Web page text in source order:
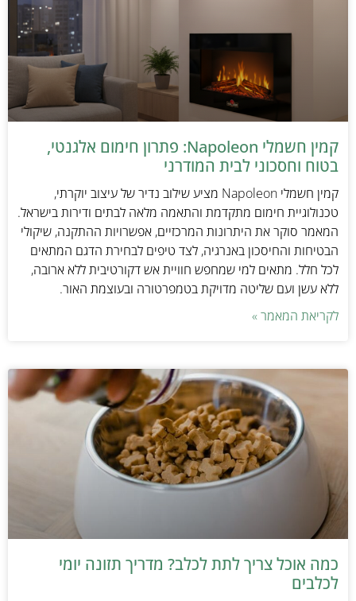
קמין חשמלי Napoleon: פתרון חימום אלגנטי,
בטוח וחסכוני לבית המודרני
קמין חשמלי Napoleon מציע שילוב נדיר של עיצוב יוקרתי,
טכנולוגיית חימום מתקדמת והתאמה מלאה לבתים ודירות בישראל.
המאמר סוקר את היתרונות המרכזיים, אפשרויות ההתקנה, שיקולי
הבטיחות והחיסכון באנרגיה, לצד טיפים לבחירת הדגם המתאים
לכל חלל. מתאים למי שמחפש חוויית אש דקורטיבית ללא ארובה,
ללא עשן ועם שליטה מדויקת בטמפרטורה ובעוצמת האור.
לקריאת המאמר »
כמה אוכל צריך לתת לכלב? מדריך תזונה יומי
לכלבים